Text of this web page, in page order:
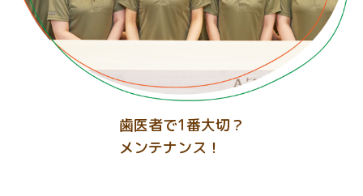
歯医者で1番大切？
メンテナンス！